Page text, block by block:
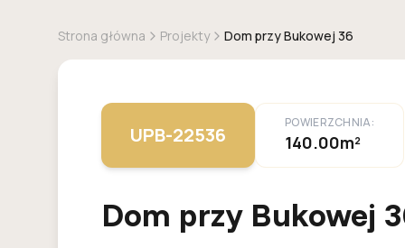
Strona główna Projekty Dom przy Bukowej 36
UPB-22536
POWIERZCHNIA:
140.00m²
Dom przy Bukowej